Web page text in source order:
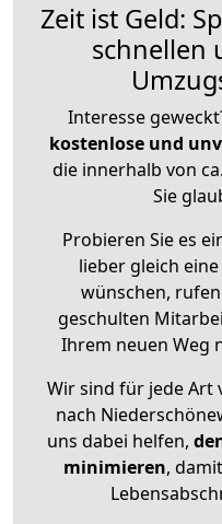
Zeit ist Geld:
schnellen
Interesse
kostenlose und
die innerhalb von
Sie
Probieren Sie es
lieber gleich eine
wünschen,
geschulten
Ihrem neuen Weg
Wir sind für jede Art
nach
uns dabei helfen,
minimieren,